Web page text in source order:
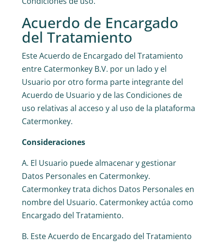
Acuerdo de Encargado
del Tratamiento
Este Acuerdo de Encargado del Tratamiento
entre Catermonkey B.V. por un lado y el
Usuario por otro forma parte integrante del
Acuerdo de Usuario y de las Condiciones de
uso relativas al acceso y al uso de la plataforma
Catermonkey.
Consideraciones
A. El Usuario puede almacenar y gestionar
Datos Personales en Catermonkey.
Catermonkey trata dichos Datos Personales en
nombre del Usuario. Catermonkey actúa como
Encargado del Tratamiento.
B. Este Acuerdo de Encargado del Tratamiento